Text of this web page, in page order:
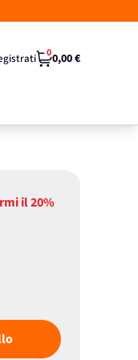
00,00 €
il20%